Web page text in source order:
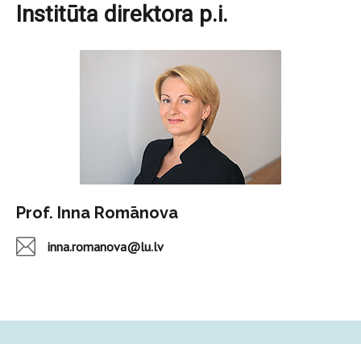
Institūta direktora p.i.
Prof. Inna Romānova
inna.romanova@lu.lv